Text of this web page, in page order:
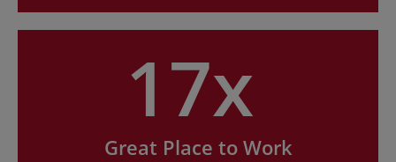
17x
Great Place to Work